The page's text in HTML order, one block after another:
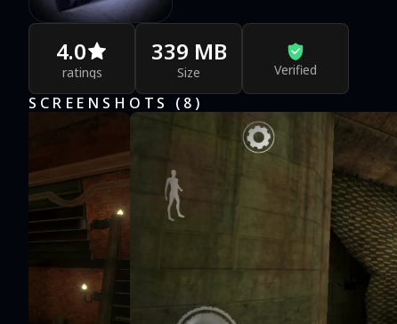
4.0
ratings
339 MB
Size Verified
SCREENSHOTS ( 8 )